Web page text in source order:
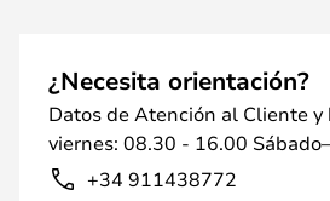
¿Necesita orientación?
Datos de Atención al Cliente y
viernes: 08.30 - 16.00
+34 911438772